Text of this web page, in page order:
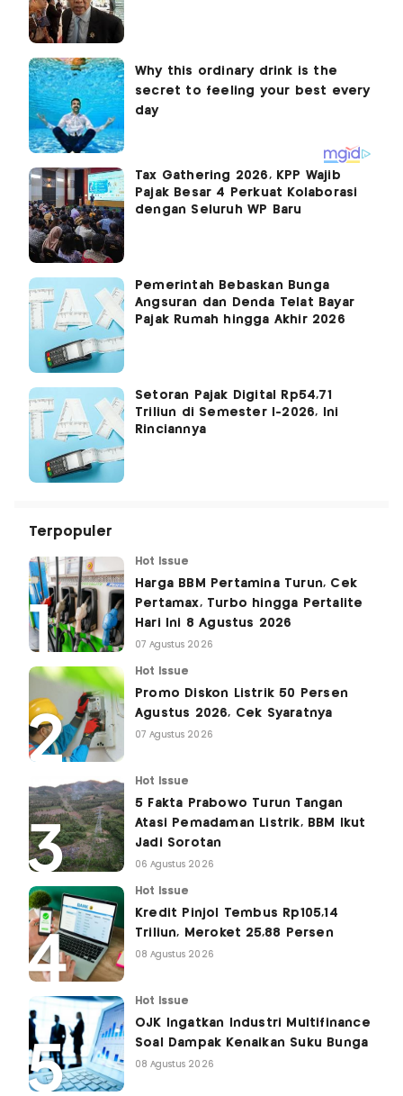
Tax Gathering 2026, KPP Wajib
Pajak Besar 4 Perkuat Kolaborasi
dengan Seluruh WP Baru
Pemerintah Bebaskan Bunga
Angsuran dan Denda Telat Bayar
Pajak Rumah hingga Akhir 2026
Setoran Pajak Digital Rp54,71
Triliun di Semester I-2026, Ini
Rinciannya
Terpopuler
Hot Issue
Harga BBM Pertamina Turun, Cek
Pertamax, Turbo hingga Pertalite
Hari Ini 8 Agustus 2026
07 Agustus 2026
Hot Issue
Promo Diskon Listrik 50 Persen
Agustus 2026, Cek Syaratnya
07 Agustus 2026
Hot Issue
5 Fakta Prabowo Turun Tangan
Atasi Pemadaman Listrik, BBM Ikut
Jadi Sorotan
06 Agustus 2026
Hot Issue
Kredit Pinjol Tembus Rp105,14
Triliun, Meroket 25,88 Persen
08 Agustus 2026
Hot Issue
OJK Ingatkan Industri Multifinance
Soal Dampak Kenaikan Suku Bunga
08 Agustus 2026